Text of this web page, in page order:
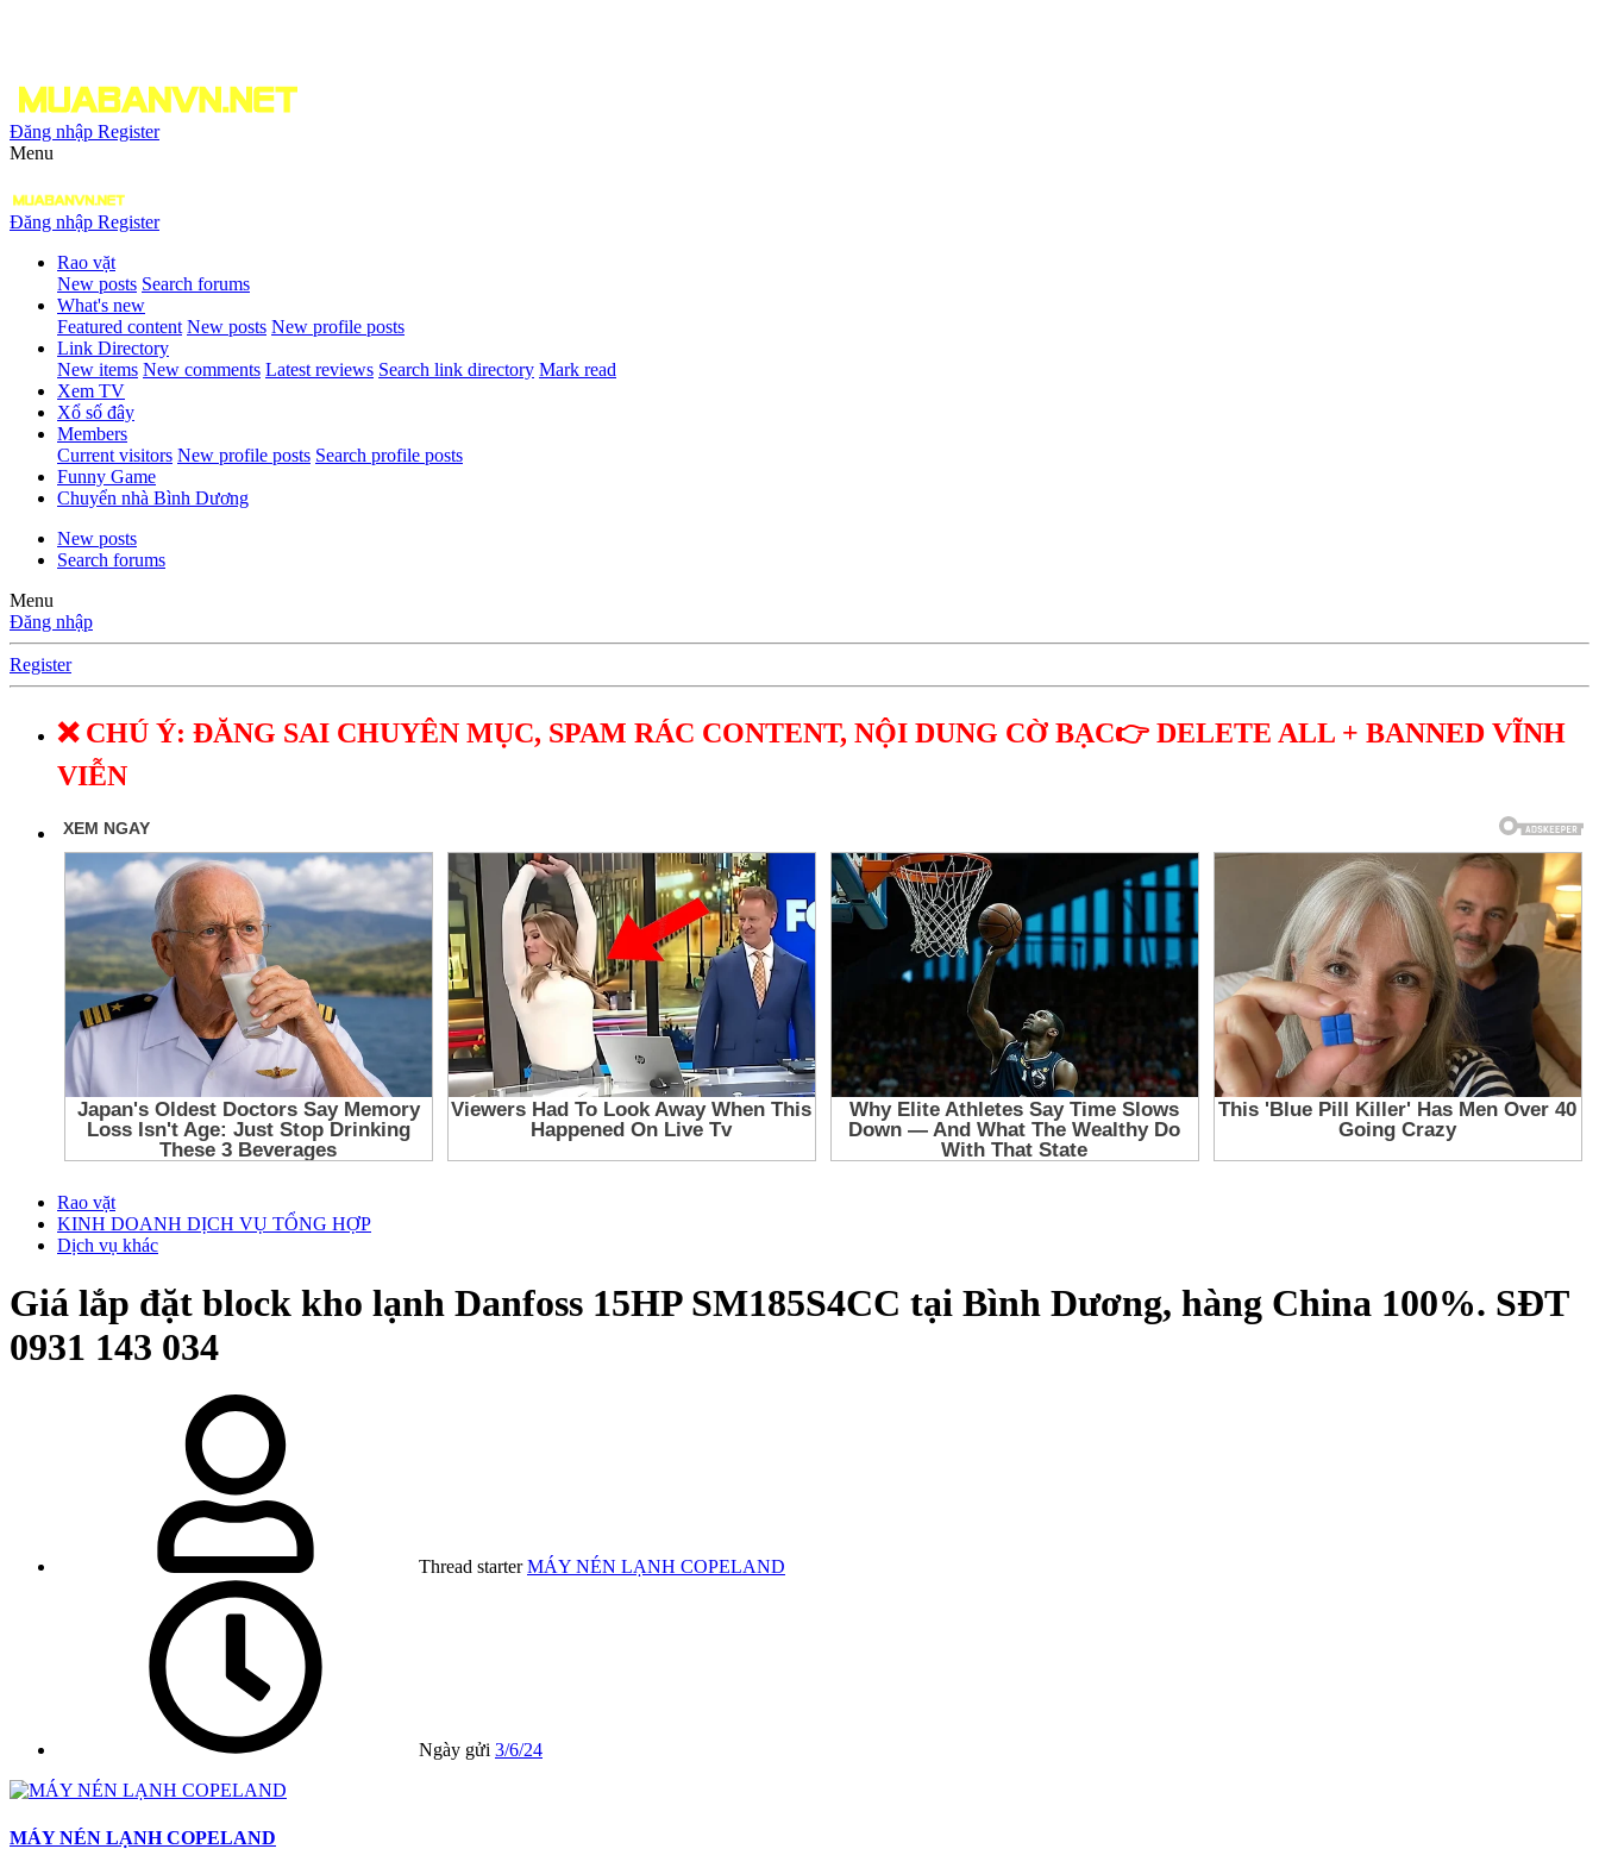
Đăng nhập Register
Menu
Đăng nhập Register
Rao vặt
New posts Search forums
What's new
Featured content New posts New profile posts
Link Directory
New items New comments Latest reviews Search link directory Mark read
Xem TV
Xổ số đây
Members
Current visitors New profile posts Search profile posts
Funny Game
Chuyển nhà Bình Dương
New posts
Search forums
Menu
Đăng nhập
Register
❌ CHÚ Ý: ĐĂNG SAI CHUYÊN MỤC, SPAM RÁC CONTENT, NỘI DUNG CỜ BẠC👉 DELETE ALL + BANNED VĨNH
VIỄN
Rao vặt
KINH DOANH DỊCH VỤ TỔNG HỢP
Dịch vụ khác
Giá lắp đặt block kho lạnh Danfoss 15HP SM185S4CC tại Bình Dương, hàng China 100%. SĐT
0931 143 034
Thread starter MÁY NÉN LẠNH COPELAND
Ngày gửi 3/6/24
MÁY NÉN LẠNH COPELAND